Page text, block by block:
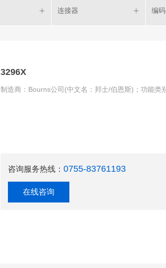
连接器 编
3296X
制造商：Bourns公司(中文名：邦士/伯恩斯)；功能类
咨询服务热线： 0755-83761193
在线咨询